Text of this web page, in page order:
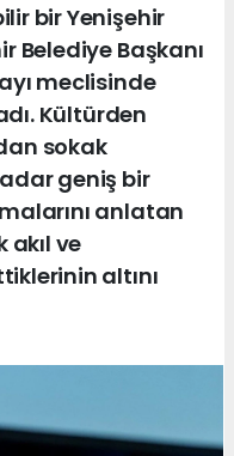
bir Yenişehir
Belediye Başkanı
meclisinde
Kültürden
sokak
geniş bir
anlatan
ve
altını